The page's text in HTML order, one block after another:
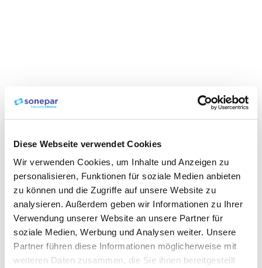
Diese Webseite verwendet Cookies
Wir verwenden Cookies, um Inhalte und Anzeigen zu
personalisieren, Funktionen für soziale Medien anbieten
zu können und die Zugriffe auf unsere Website zu
analysieren. Außerdem geben wir Informationen zu Ihrer
Verwendung unserer Website an unsere Partner für
soziale Medien, Werbung und Analysen weiter. Unsere
Partner führen diese Informationen möglicherweise mit
weiteren Daten zusammen, die Sie ihnen bereitgestellt